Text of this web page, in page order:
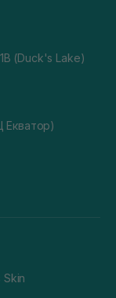
(Duck's Lake)
Екватор)
Skin